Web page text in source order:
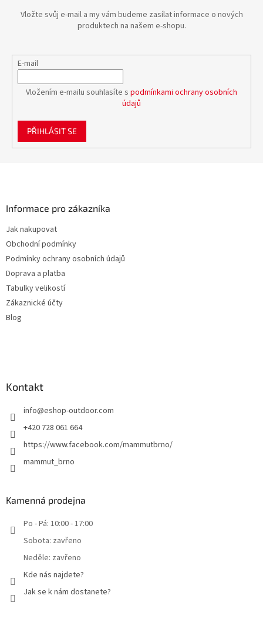
Vložte svůj e-mail a my vám budeme zasílat informace o nových
produktech na našem e-shopu.
E-mail
Vložením e-mailu souhlasíte s podmínkami ochrany osobních
údajů
PŘIHLÁSIT SE
Informace pro zákazníka
Jak nakupovat
Obchodní podmínky
Podmínky ochrany osobních údajů
Doprava a platba
Tabulky velikostí
Zákaznické účty
Blog
Kontakt
info@eshop-outdoor.com
+420 728 061 664
https://www.facebook.com/mammutbrno/
mammut_brno
Kamenná prodejna
Po - Pá: 10:00 - 17:00
Sobota: zavřeno
Neděle: zavřeno
Kde nás najdete?
Jak se k nám dostanete?